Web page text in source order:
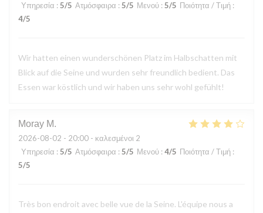
Υπηρεσία : 5/5 Ατμόσφαιρα : 5/5 Μενού : 5/5 Ποιότητα / Τιμή :
4/5
Wir hatten einen wunderschönen Platz im Halbschatten mit
Blick auf die Seine und wurden sehr freundlich bedient. Das
Essen war köstlich und wir haben uns sehr wohl gefühlt!
Moray M
2026-08-02 - 20:00 - καλεσμένοι 2
Υπηρεσία : 5/5 Ατμόσφαιρα : 5/5 Μενού : 4/5 Ποιότητα / Τιμή :
5/5
Très bon endroit avec belle vue de la Seine. L'équipe nous a